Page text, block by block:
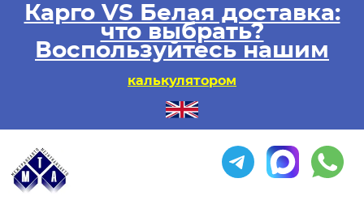
Карго VS Белая доставка:
что выбрать?
Воспользуйтесь нашим
калькулятором